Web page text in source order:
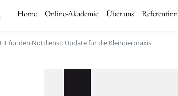
Home Online-Akademie Über uns
Fit für den Notdienst: Update für die Kleintierpraxis